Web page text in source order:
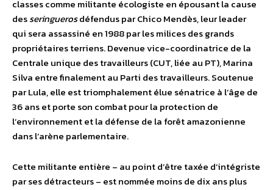
classes comme militante écologiste en épousant la cause
desseringuerosdéfendus par Chico Mendès, leur leader
qui sera assassiné en 1988 par les milices des grands
propriétaires terriens. Devenue vice-coordinatrice de la
Centrale unique des travailleurs (CUT, liée au PT), Marina
Silva entre finalement au Parti des travailleurs. Soutenue
par Lula, elle est triomphalement élue sénatrice à l’âge de
36 ans et porte son combat pour la protection de
l’environnement et la défense de la forêt amazonienne
dans l’arène parlementaire.
Cette militante entière – au point d’être taxée d’intégriste
par ses détracteurs – est nommée moins de dix ans plus